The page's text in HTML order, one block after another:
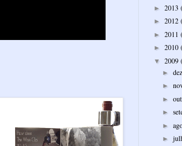
► 2013
► 2012
► 2011
► 2010
▼ 2009
►
►
►
►
►
►